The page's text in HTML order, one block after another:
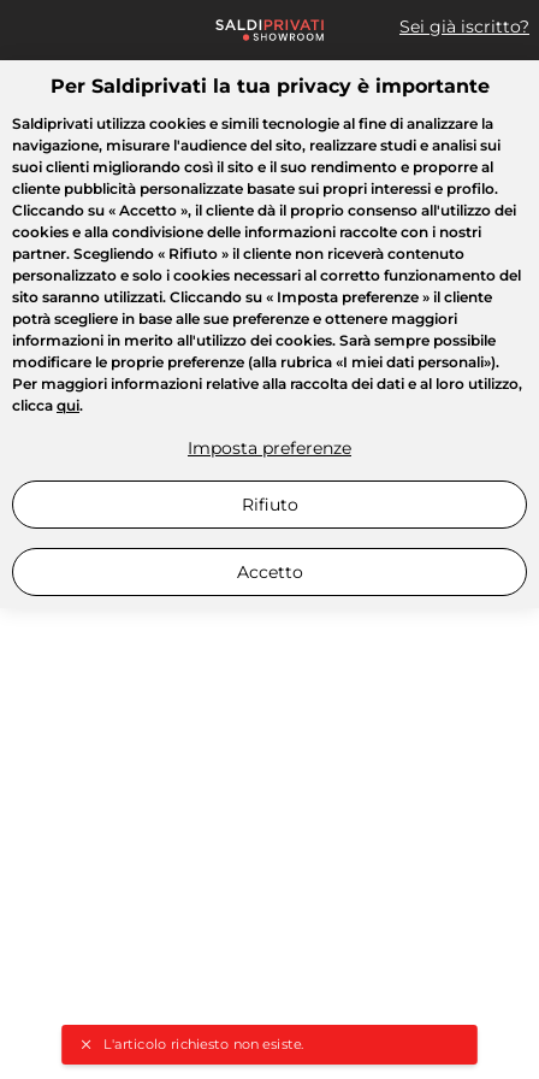
Sei già iscritto?
Cosa cerchi?
L'articolo richiesto non esiste.
Tutte le vendite Moda Casa Bellezza Elettrodomestici
Per Saldiprivati la tua privacy è importante
Saldiprivati utilizza cookies e simili tecnologie al fine di analizzare la
navigazione, misurare l'audience del sito, realizzare studi e analisi sui
suoi clienti migliorando così il sito e il suo rendimento e proporre al
cliente pubblicità personalizzate basate sui propri interessi e profilo.
Cliccando su « Accetto », il cliente dà il proprio consenso all'utilizzo dei
cookies e alla condivisione delle informazioni raccolte con i nostri
partner. Scegliendo « Rifiuto » il cliente non riceverà contenuto
personalizzato e solo i cookies necessari al corretto funzionamento del
sito saranno utilizzati. Cliccando su « Imposta preferenze » il cliente
potrà scegliere in base alle sue preferenze e ottenere maggiori
informazioni in merito all'utilizzo dei cookies. Sarà sempre possibile
modificare le proprie preferenze (alla rubrica «I miei dati personali»).
Per maggiori informazioni relative alla raccolta dei dati e al loro utilizzo,
clicca qui.
Imposta preferenze
Rifiuto
Accetto